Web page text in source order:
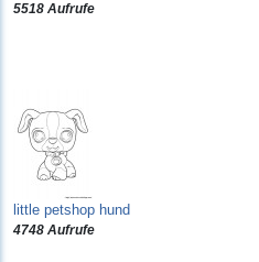
5518 Aufrufe
little petshop hund
4748 Aufrufe